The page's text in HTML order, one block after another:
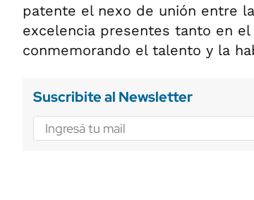
patente el nexo de unión entre
excelencia presentes tanto en
conmemorando el talento y la
Suscribite al Newsletter